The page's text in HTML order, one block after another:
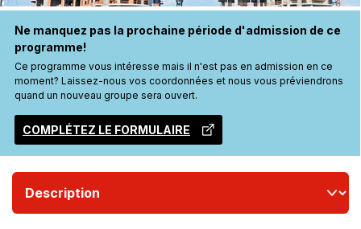
Ne manquez pas la prochaine période d'admission de ce
programme!
Ce programme vous intéresse mais il n'est pas en admission en ce
moment? Laissez-nous vos coordonnées et nous vous préviendrons
quand un nouveau groupe sera ouvert.
COMPLÉTEZ LE FORMULAIRE
CE
LIEN
S'OUVRIRA
DANS